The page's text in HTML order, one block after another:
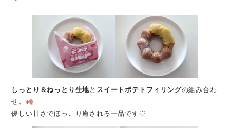
しっとり＆ねっとり生地と スイートポテトフィリングの組み合わ
せ。
優しい甘さでほっこり癒される一品です♡